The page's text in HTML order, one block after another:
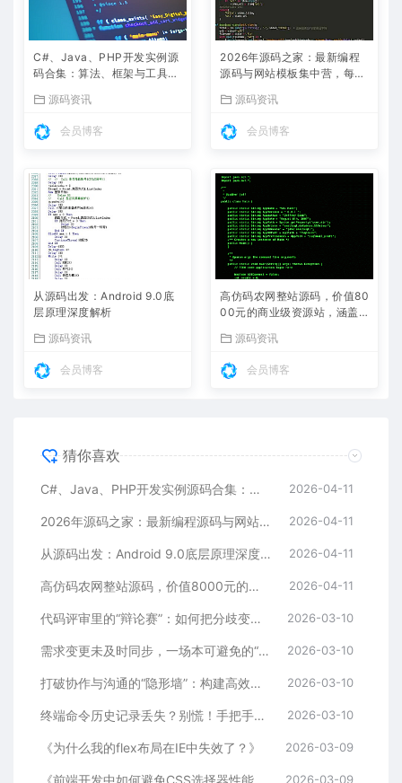
C#、Java、PHP开发实例源
码合集：算法、框架与工具类
源码资讯
会员博客
2026年源码之家：最新编程
源码与网站模板集中营，每日
源码资讯
会员博客
从源码出发：Android 9.0底
层原理深度解析
源码资讯
会员博客
高仿码农网整站源码，价值80
00元的商业级资源站，涵盖
源码资讯
会员博客
猜你喜欢
C#、Java、PHP开发实例源码合集：算法、框架与工具类全解析 2026-04-11
2026年源码之家：最新编程源码与网站模板集中营，每日更新热门项目 2026-04-11
从源码出发：Android 9.0底层原理深度解析 2026-04-11
高仿码农网整站源码，价值8000元的商业级资源站，涵盖源码、教程、工具下载 2026-04-11
代码评审里的“辩论赛”：如何把分歧变成团队成长的阶梯 2026-03-10
需求变更未及时同步，一场本可避免的“返工”闹剧 2026-03-10
打破协作与沟通的“隐形墙”：构建高效团队的密钥 2026-03-10
终端命令历史记录丢失？别慌！手把手教你找回+永久预防 2026-03-10
《为什么我的flex布局在IE中失效了？》 2026-03-09
2026-03-09